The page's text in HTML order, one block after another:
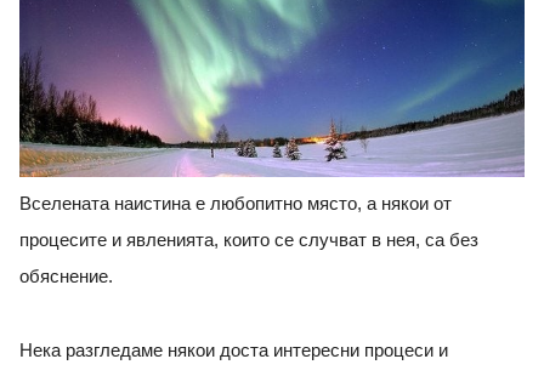
Вселената наистина е любопитно място, а някои от
процесите и явленията, които се случват в нея, са без
обяснение.
Нека разгледаме някои доста интересни процеси и